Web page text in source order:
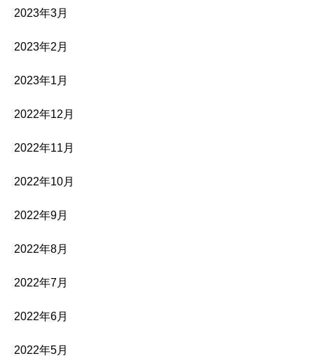
2023年3月
2023年2月
2023年1月
2022年12月
2022年11月
2022年10月
2022年9月
2022年8月
2022年7月
2022年6月
2022年5月